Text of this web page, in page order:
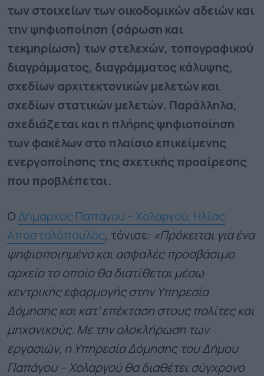
των στοιχείων των οικοδομικών αδειών και
την ψηφιοποίηση (σάρωση και
τεκμηρίωση) των στελεχών, τοπογραφικού
διαγράμματος, διαγράμματος κάλυψης,
σχεδίων αρχιτεκτονικών μελετών και
σχεδίων στατικών μελετών. Παράλληλα,
σχεδιάζεται και η πλήρης ψηφιοποίηση
των φακέλων στο πλαίσιο επικείμενης
ενεργοποίησης της σχετικής προαίρεσης
που προβλέπεται.
ΟΔήμαρχος Παπάγου – Χολαργού, Ηλίας
Αποστολόπουλος, τόνισε: «Πρόκειται για ένα
ψηφιοποιημένο και ασφαλές προσβάσιμο
αρχείο το οποίο θα διατίθεται μέσω
κεντρικής εφαρμογής στην Υπηρεσία
Δόμησης και κατ’ επέκταση στους πολίτες και
μηχανικούς. Με την ολοκλήρωση των
εργασιών, η Υπηρεσία Δόμησης του Δήμου
Παπάγου – Χολαργού θα διαθέτει σύγχρονο